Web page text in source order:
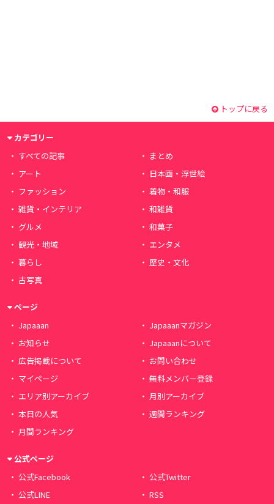
トップに戻る
カテゴリー
すべての記事
まとめ
アート
日本画・浮世絵
ファッション
着物・和服
雑貨・インテリア
和雑貨
グルメ
和菓子
観光・地域
エンタメ
暮らし
歴史・文化
古写真
ページ
Japaaan
Japaaanマガジン
お知らせ
Japaaanについて
広告掲載について
お問い合わせ
マイページ
無料メンバー登録
エリア別アーカイブ
月別アーカイブ
本日の人気
週間ランキング
月間ランキング
公式ページ
公式Facebook
公式Twitter
公式LINE
RSS